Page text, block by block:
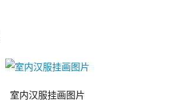
室内汉服挂画图片